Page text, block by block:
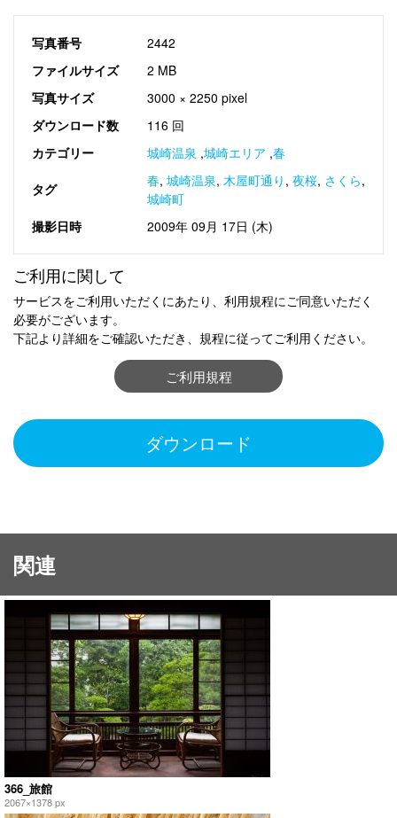
写真番号
2442
ファイルサイズ
2 MB
写真サイズ
3000 × 2250 pixel
ダウンロード数
116 回
カテゴリー
城崎温泉 ,城崎エリア ,春
タグ 春, 城崎温泉, 木屋町通り , 夜桜, さくら,
城崎町
撮影日時
2009年 09月 17日 (木)
ご利用に関して
サービスをご利用いただくにあたり、利用規程にご同意いただく
必要がございます。
下記より詳細をご確認いただき、規程に従ってご利用ください。
ご利用規程
ダウンロード
関連
366_旅館
2067×1378 px